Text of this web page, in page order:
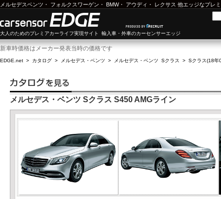
メルセデスベンツ ・ フォルクスワーゲン ・ BMW・ アウディ ・ レクサス 他エッジなプレ
大人のためのプレミアカーライフ実現サイト 輸入車・外車のカーセンサーエッジ
新車時価格はメーカー発表当時の価格です
EDGE.net > カタログ > メルセデス・ベンツ > メルセデス・ベンツ Sクラス > Sクラス(18年
メルセデス・ベンツ Sクラス S450 AMGライン